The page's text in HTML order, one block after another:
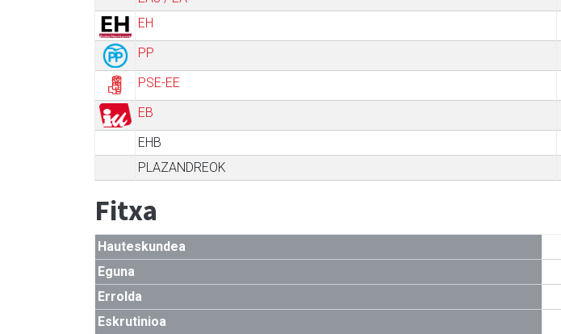
EH
PP
PSE-EE
EB
EHB
PLAZANDREOK
Fitxa
Hauteskundea
Eguna
Errolda
Eskrutinioa